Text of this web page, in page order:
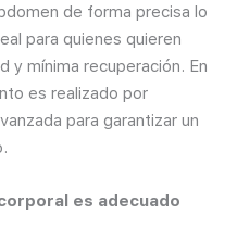
de forma precisa lo
para quienes quieren
y mínima recuperación. En
es realizado por
para garantizar un
es adecuado